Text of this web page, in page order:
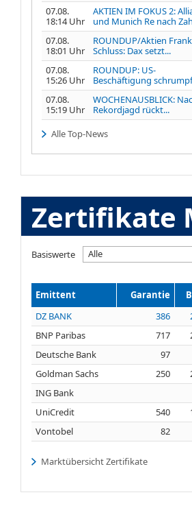
07.08.
18:14 Uhr
AKTIEN IM FOKUS 2:
und Munich Re nach
07.08.
18:01 Uhr
ROUNDUP/Aktien
Schluss: Dax setzt...
07.08.
15:26 Uhr
ROUNDUP: US-
Beschäftigung
07.08.
15:19 Uhr
WOCHENAUSBLICK:
Rekordjagd rückt...
Alle Top-News
Zertifikate
Basiswerte Alle
Emittent Garantie
DZ BANK
386
BNP Paribas
717
Deutsche Bank
97
Goldman Sachs
250
ING Bank
UniCredit
540
Vontobel
82
Marktübersicht Zertifikate